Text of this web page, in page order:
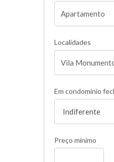
Localidades
Em condomínio
Preço mínimo